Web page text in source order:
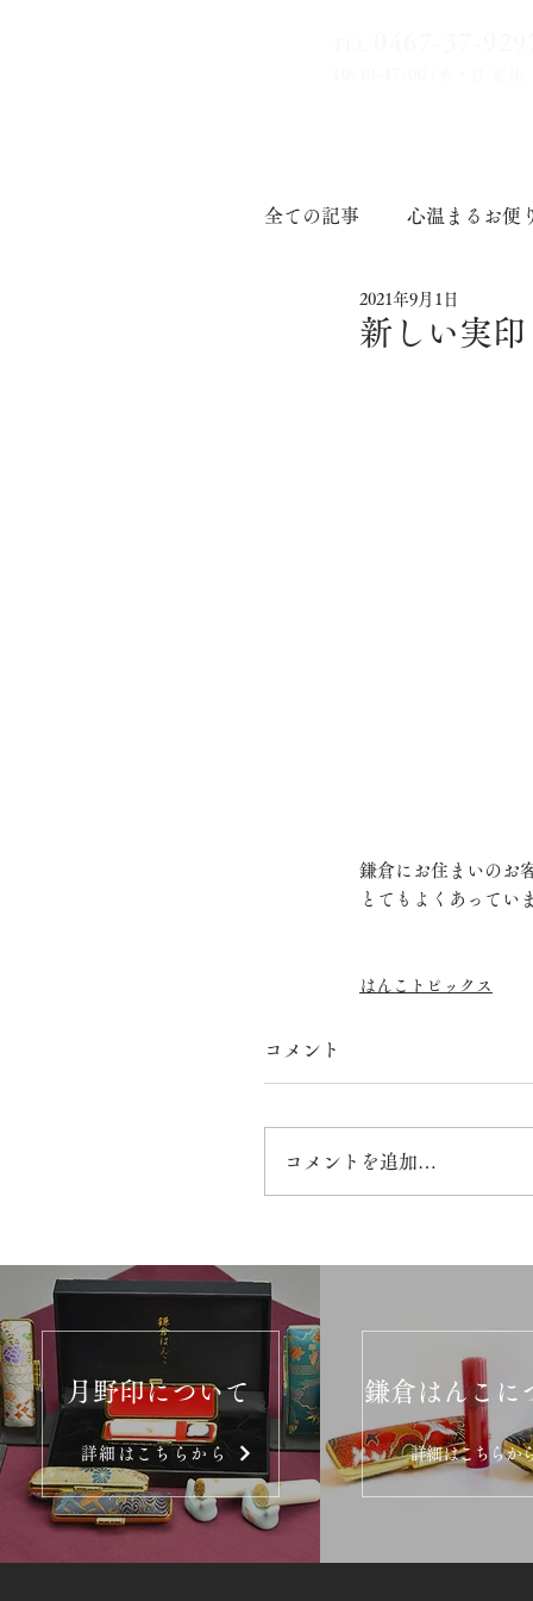
全ての記事 心温まるお便
印章道
新しい実
2021年9月1日
鎌倉にお住まいのお
とてもよくあってい
はんこトピックス
コメント
コメントを追加…
月野印について
詳細はこちらから
鎌倉はんこに
詳細はこちらか